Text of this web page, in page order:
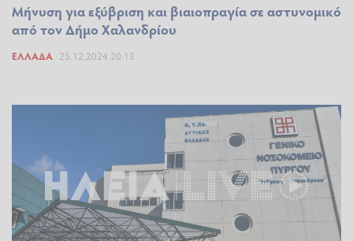
Μήνυση για εξύβριση και βιαιοπραγία σε αστυνομικό
από τον Δήμο Χαλανδρίου
ΕΛΛΆΔΑ 25.12.2024 20:13